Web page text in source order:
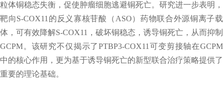
粒体铜稳态失衡，促使肿瘤细胞逃避铜死亡。研究进一步表明，
靶向S-COX11的反义寡核苷酸（ASO）药物联合外源铜离子载
体，可有效降解S-COX11，破坏铜稳态，诱导铜死亡，从而抑制
GCPM。该研究不仅揭示了PTBP3-COX11可变剪接轴在GCPM
中的核心作用，更为基于诱导铜死亡的新型联合治疗策略提供了
重要的理论基础。